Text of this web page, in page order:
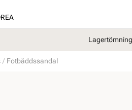
REA
Fotbäddssandal